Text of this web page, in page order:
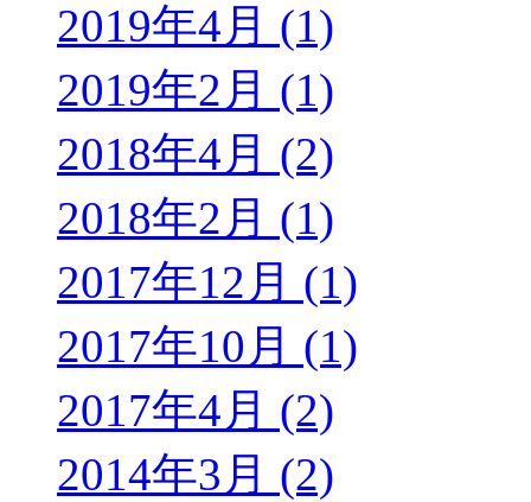
2019年4月 (1)
2019年2月 (1)
2018年4月 (2)
2018年2月 (1)
2017年12月 (1)
2017年10月 (1)
2017年4月 (2)
2014年3月 (2)